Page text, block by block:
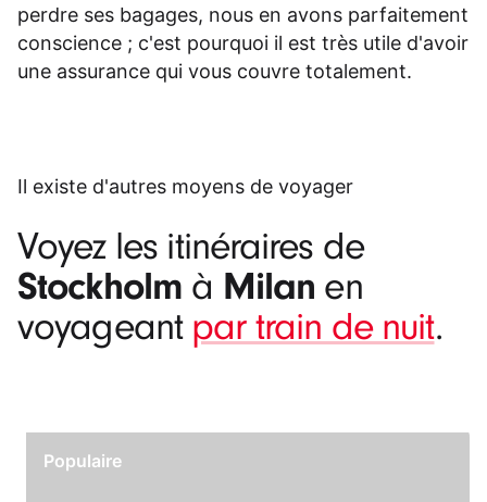
perdre ses bagages, nous en avons parfaitement
conscience ; c'est pourquoi il est très utile d'avoir
une assurance qui vous couvre totalement.
Il existe d'autres moyens de voyager
Voyez les itinéraires de
Stockholm à Milan en
voyageant par train de nuit.
Populaire